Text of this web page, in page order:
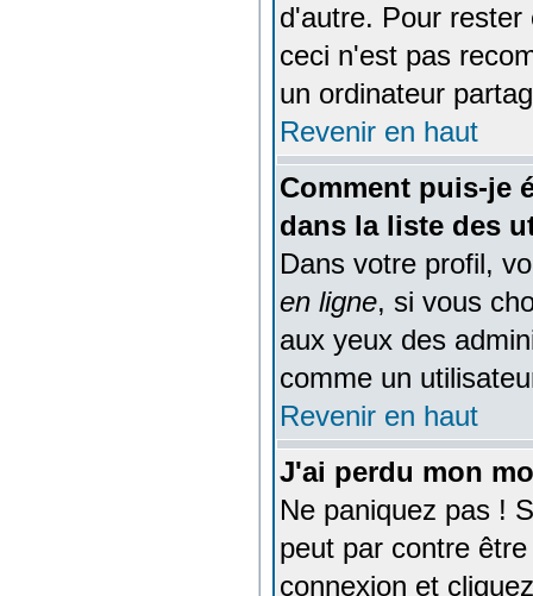
d'autre. Pour
ceci n'est pas
un ordinateur
Revenir en haut
Comment puis-je
dans la liste des
Dans votre profil,
en ligne, si vous
aux yeux des
comme un
Revenir en haut
J'ai perdu mon
Ne paniquez pas !
peut par contre
connexion et